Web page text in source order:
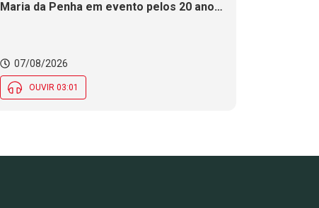
Maria da Penha em evento pelos 20 anos
07/08/2026
OUVIR 03:01